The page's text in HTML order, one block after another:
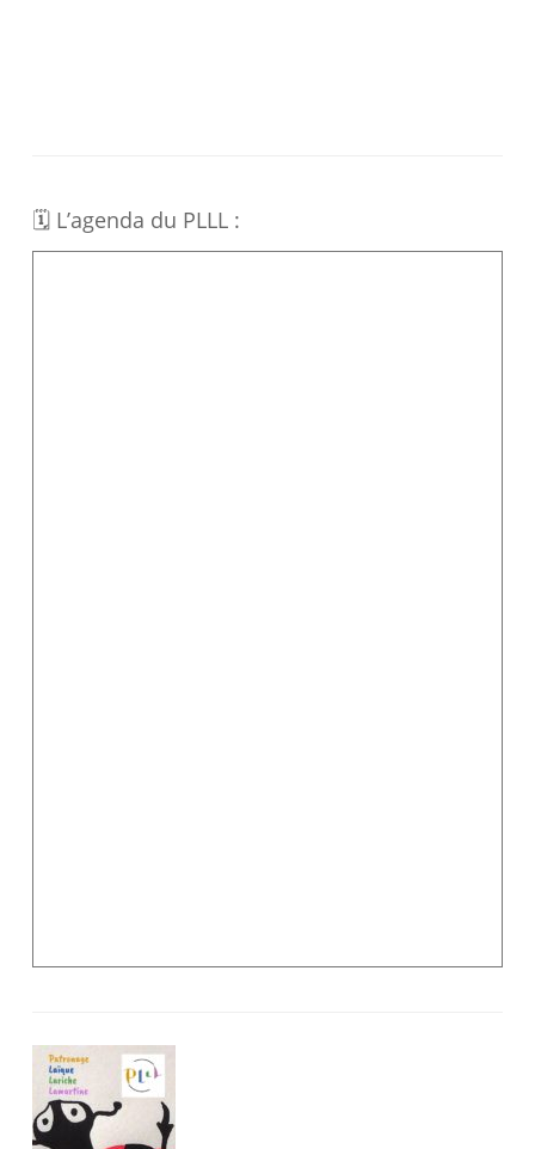
🗓 L’agenda du PLLL :